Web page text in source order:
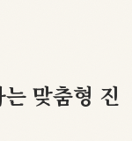
맞춤형 진